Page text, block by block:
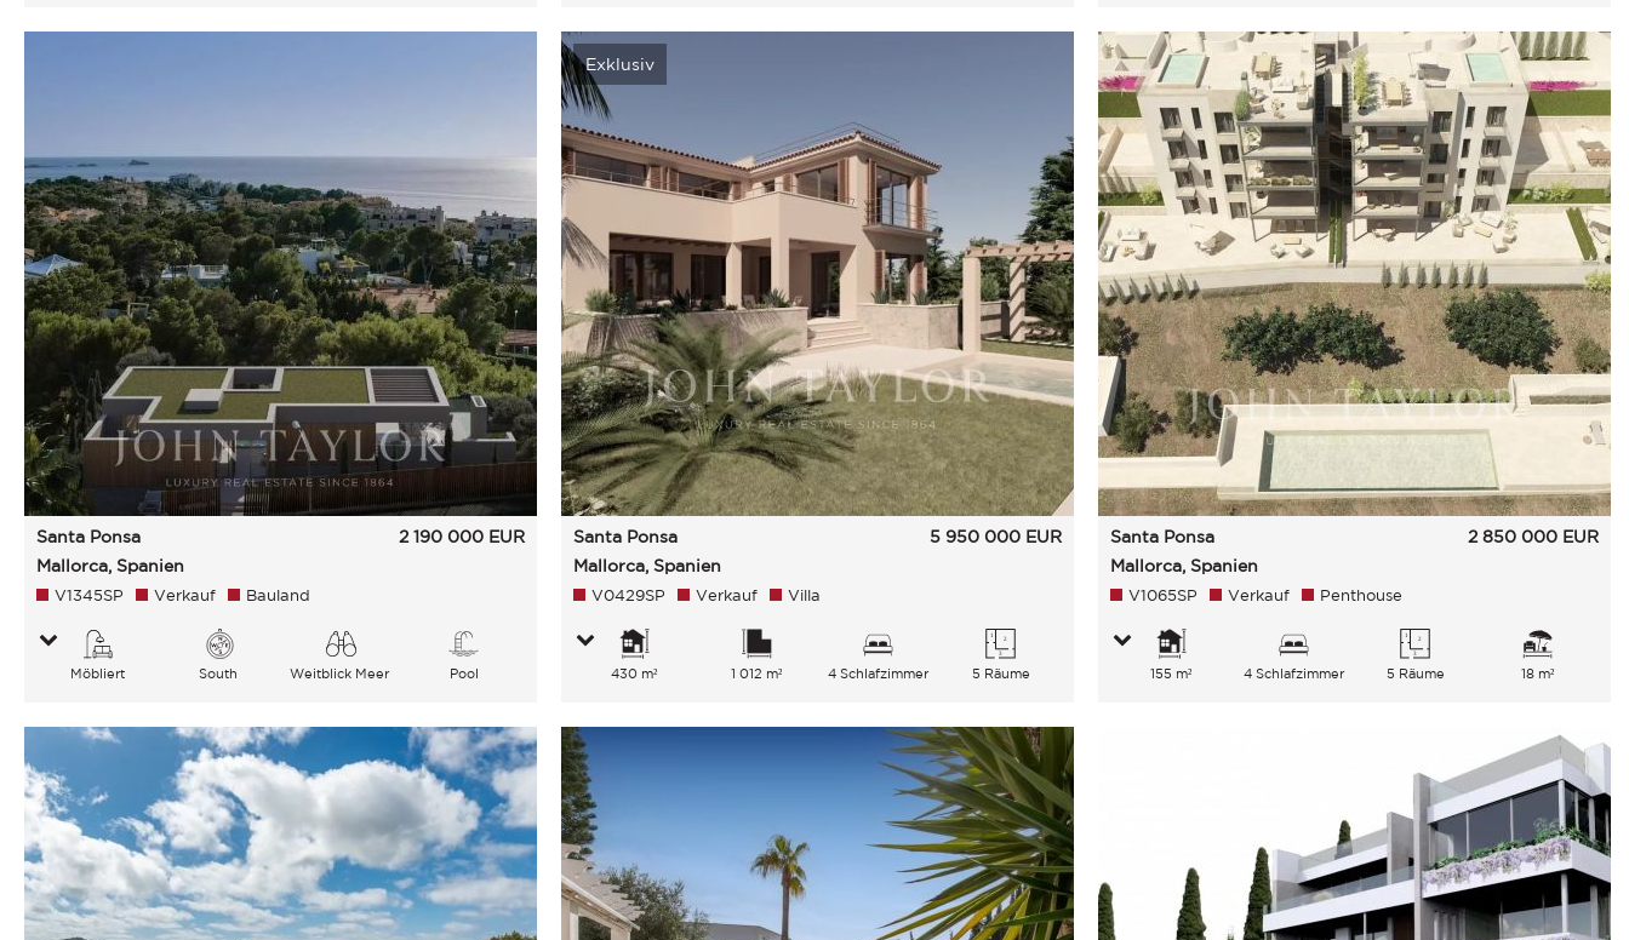
Santa Ponsa
Mallorca, Spanien
2 190 000 EUR
V1345SP Verkauf Bauland
Möbliert South Weitblick Meer Pool
Exklusiv
Santa Ponsa
Mallorca, Spanien
5 950 000 EUR
V0429SP Verkauf Villa
430 m² 1 012 m² 4 Schlafzimmer 5 Räume
Santa Ponsa
Mallorca, Spanien
2 850 000 EUR
V1065SP Verkauf Penthouse
155 m² 4 Schlafzimmer 5 Räume 18 m²